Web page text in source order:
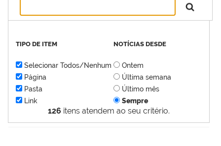
126 itens atendem ao seu critério.
TIPO DE ITEM
Selecionar Todos/Nenhum
Página
Pasta
Link
NOTÍCIAS DESDE
Ontem
Última semana
Último mês
Sempre